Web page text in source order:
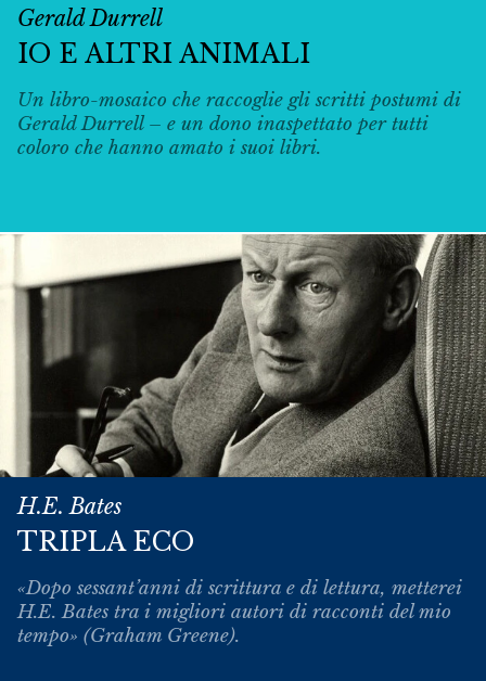
Gerald Durrell
IO E ALTRI ANIMALI
Un libro-mosaico che raccoglie gli scritti postumi di
Gerald Durrell – e un dono inaspettato per tutti
coloro che hanno amato i suoi libri.
H.E. Bates
TRIPLA ECO
«Dopo sessant’anni di scrittura e di lettura, metterei
H.E. Bates tra i migliori autori di racconti del mio
tempo» (Graham Greene).